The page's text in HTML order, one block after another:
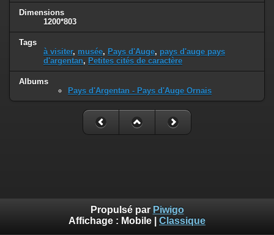
Dimensions
1200*803
Tags
à visiter, musée, Pays d'Auge, pays d'auge pays
d'argentan, Petites cités de caractère
Albums
Pays d'Argentan - Pays d'Auge Ornais
Propulsé par Piwigo
Affichage : Mobile Classique